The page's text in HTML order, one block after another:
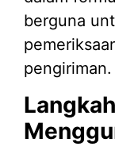
berguna
pengiriman.